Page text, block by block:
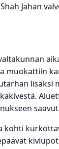
Jahan
muokattiin
lisäksi
kohti